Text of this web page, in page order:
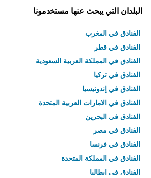
البلدان التي يبحث عنها مستخدمونا
الفنادق في المغرب
الفنادق في قطر
الفنادق في المملكة العربية السعودية
الفنادق في تركيا
الفنادق في إندونيسيا
الفنادق في الامارات العربية المتحدة
الفنادق في البحرين
الفنادق في مصر
الفنادق في فرنسا
الفنادق في المملكة المتحدة
الفنادق في إيطاليا